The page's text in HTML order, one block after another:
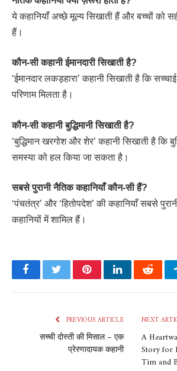
ये कहानियाँ अच्छे मूल्य सिखाती हैं और बच्चों को
हैं।
कौन-सी कहानी ईमानदारी सिखाती है?
‘ईमानदार लकड़हारा’ कहानी सिखाती है कि
परिणाम मिलता है।
कौन-सी कहानी बुद्धिमानी सिखाती है?
‘बुद्धिमान खरगोश और शेर’ कहानी सिखाती है कि
समस्या को हल किया जा सकता है।
सबसे पुरानी नैतिक कहानियाँ कौन-सी हैं?
‘पंचतंत्र’ और ‘हितोपदेश’ की कहानियाँ सबसे
कहानियों में शामिल हैं।
FacebookTwitterPinterestLinkedInReddit
PREVIOUS ARTICLE
सच्ची दोस्ती की मिसाल – एक
प्रेरणादायक कहानी
NEXT
A
Story for
Tim and